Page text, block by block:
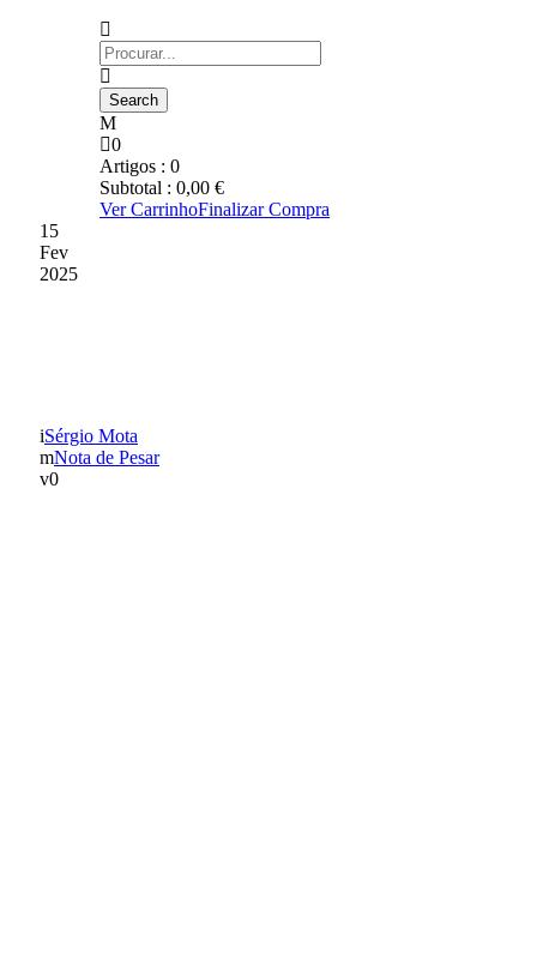
0
Artigos : 0
Subtotal : 0,00 €
Ver CarrinhoFinalizar Compra
15
Fev
2025
Sérgio Mota
Nota de Pesar
0